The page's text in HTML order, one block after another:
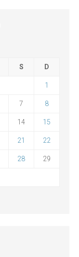
S D
1
7 8
14 15
21 22
28 29